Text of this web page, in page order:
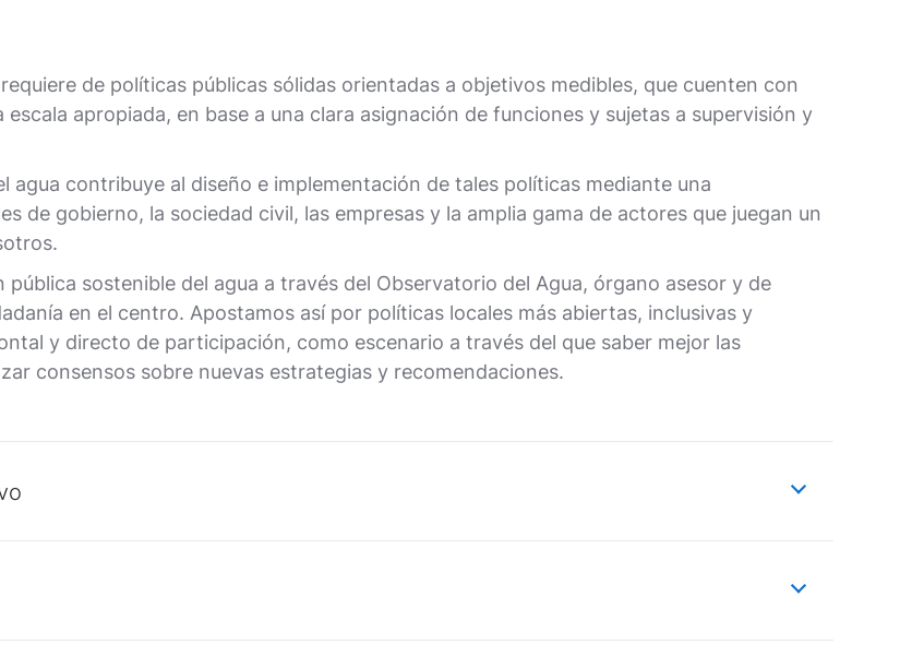
de políticas públicas sólidas orientadas a objetivos medibles, que cuenten con
apropiada, en base a una clara asignación de funciones y sujetas a supervisión y
agua contribuye al diseño e implementación de tales políticas mediante una
de gobierno, la sociedad civil, las empresas y la amplia gama de actores que juegan un
sostenible del agua a través del Observatorio del Agua, órgano asesor y de
en el centro. Apostamos así por políticas locales más abiertas, inclusivas y
y directo de participación, como escenario a través del que saber mejor las
consensos sobre nuevas estrategias y recomendaciones.